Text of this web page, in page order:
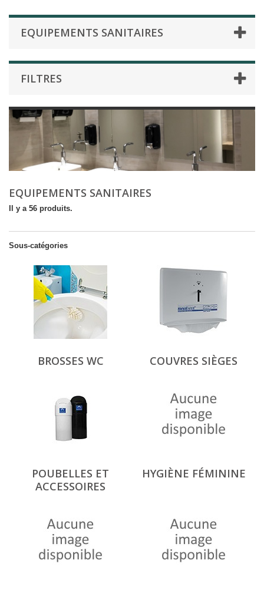
EQUIPEMENTS SANITAIRES
FILTRES
EQUIPEMENTS SANITAIRES
Il y a 56 produits.
Sous-catégories
BROSSES WC COUVRES SIÈGES
POUBELLES ET
ACCESSOIRES
HYGIÈNE FÉMININE